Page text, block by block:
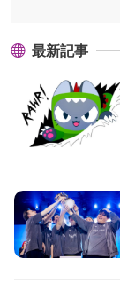
最新記事